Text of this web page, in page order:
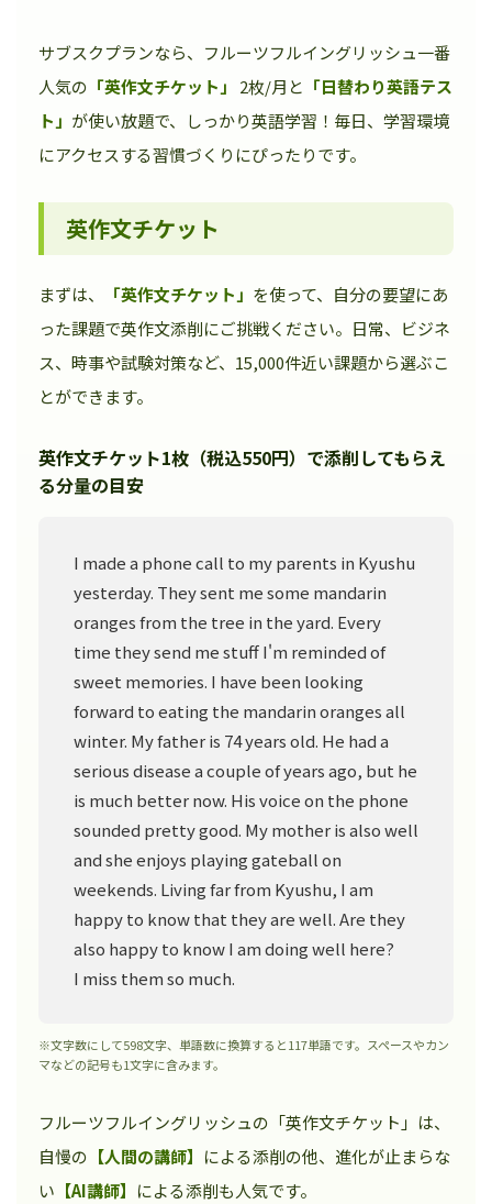
サブスクプランなら、フルーツフルイングリッシュ一番
人気の 「英作文チケット」 2枚/月と 「日替わり英語テス
ト」 が使い放題で、しっかり英語学習！毎日、学習環境
にアクセスする習慣づくりにぴったりです。
英作文チケット
まずは、 「英作文チケット」 を使って、自分の要望にあ
った課題で英作文添削にご挑戦ください。日常、ビジネ
ス、時事や試験対策など、15,000件近い課題から選ぶこ
とができます。
英作文チケット1枚（税込550円）で添削してもらえ
る分量の目安
I made a phone call to my parents in Kyushu
yesterday. They sent me some mandarin
oranges from the tree in the yard. Every
time they send me stuff I'm reminded of
sweet memories. I have been looking
forward to eating the mandarin oranges all
winter. My father is 74 years old. He had a
serious disease a couple of years ago, but he
is much better now. His voice on the phone
sounded pretty good. My mother is also well
and she enjoys playing gateball on
weekends. Living far from Kyushu, I am
happy to know that they are well. Are they
also happy to know I am doing well here?
I miss them so much.
※文字数にして598文字、単語数に換算すると117単語です。スペースやカン
マなどの記号も1文字に含みます。
フルーツフルイングリッシュの「英作文チケット」は、
自慢の 【人間の講師】 による添削の他、進化が止まらな
い 【AI講師】 による添削も人気です。